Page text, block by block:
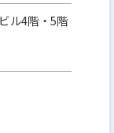
ル4階・5階